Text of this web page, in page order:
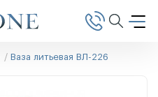
Ваза литьевая ВЛ-226